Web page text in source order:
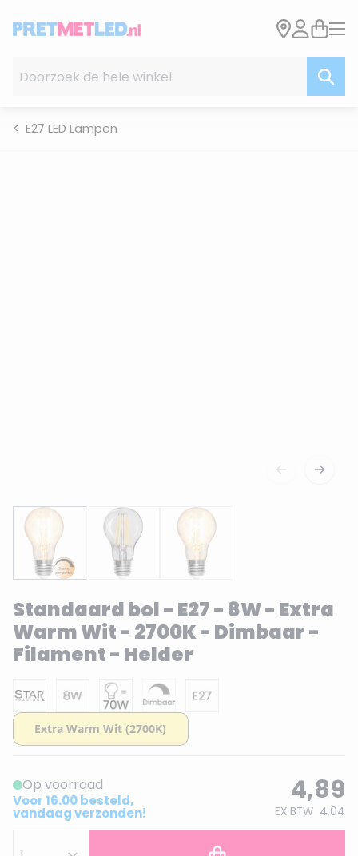
E27 LED Lampen
Standaard bol - E27 - 8W - Extra
Warm Wit - 2700K - Dimbaar -
Filament - Helder
Op voorraad
Voor 16.00 besteld,
vandaag verzonden!
4,89
EX BTW 4,04